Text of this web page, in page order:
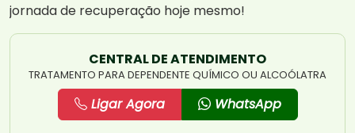
jornada de recuperação hoje mesmo!
CENTRAL DE ATENDIMENTO
TRATAMENTO PARA DEPENDENTE QUÍMICO OU ALCOÓLATRA
Ligar Agora WhatsApp